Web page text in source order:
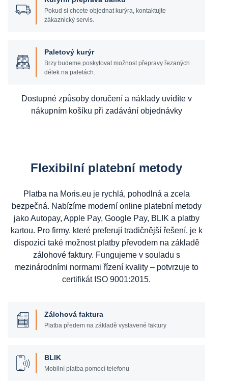
Pokud si chcete objednat kurýra, kontaktujte
zákaznický servis.
Paletový kurýr
Brzy budeme poskytovat možnost přepravy řezaných
délek na paletách.
Dostupné způsoby doručení a náklady uvidíte v
nákupním košíku při zadávání objednávky
Flexibilní platební metody
Platba na Moris.eu je rychlá, pohodlná a zcela
bezpečná. Nabízíme moderní online platební metody
jako Autopay, Apple Pay, Google Pay, BLIK a platby
kartou. Pro firmy, které preferují tradičnější řešení, je k
dispozici také možnost platby převodem na základě
zálohové faktury. Fungujeme v souladu s
mezinárodními normami řízení kvality – potvrzuje to
certifikát ISO 9001:2015.
Zálohová faktura
Platba předem na základě vystavené faktury
BLIK
Mobilní platba pomocí telefonu